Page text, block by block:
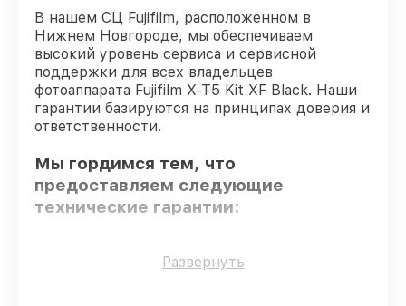
В нашем СЦ Fujifilm, расположенном в
Нижнем Новгороде, мы обеспечиваем
высокий уровень сервиса и сервисной
поддержки для всех владельцев
фотоаппарата Fujifilm X-T5 Kit XF Black. Наши
гарантии базируются на принципах доверия и
ответственности.
Мы гордимся тем, что
предоставляем следующие
технические гарантии:
Использование оригинальных
Развернуть